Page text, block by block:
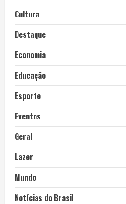
Cultura
Destaque
Economia
Educação
Esporte
Eventos
Geral
Lazer
Mundo
Notícias do Brasil